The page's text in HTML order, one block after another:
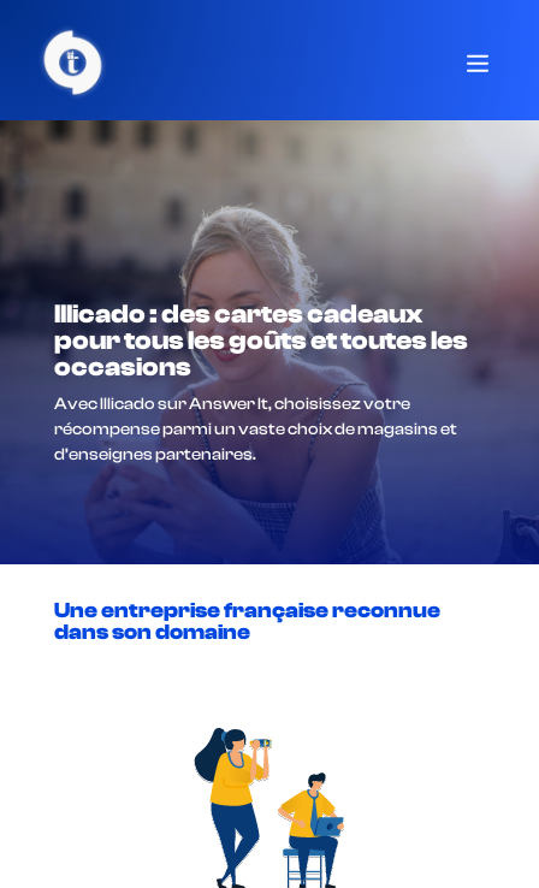
Illicado : des cartes cadeaux
pour tous les goûts et toutes les
occasions
Avec Illicado sur Answer It, choisissez votre
récompense parmi un vaste choix de magasins et
d’enseignes partenaires.
Une entreprise française reconnue
dans son domaine